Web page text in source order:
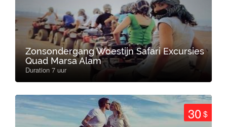
Zonsondergang Woestijn Safari Excursies
Quad Marsa Alam
Duration 7 uur
30$